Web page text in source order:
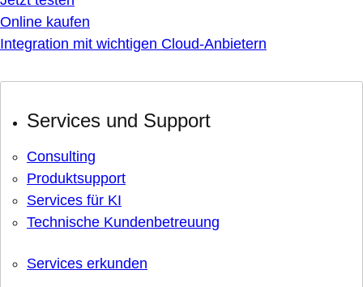
Online kaufen
Integration mit wichtigen Cloud-Anbietern
Services und Support
Consulting
Produktsupport
Services für KI
Technische Kundenbetreuung
Services erkunden